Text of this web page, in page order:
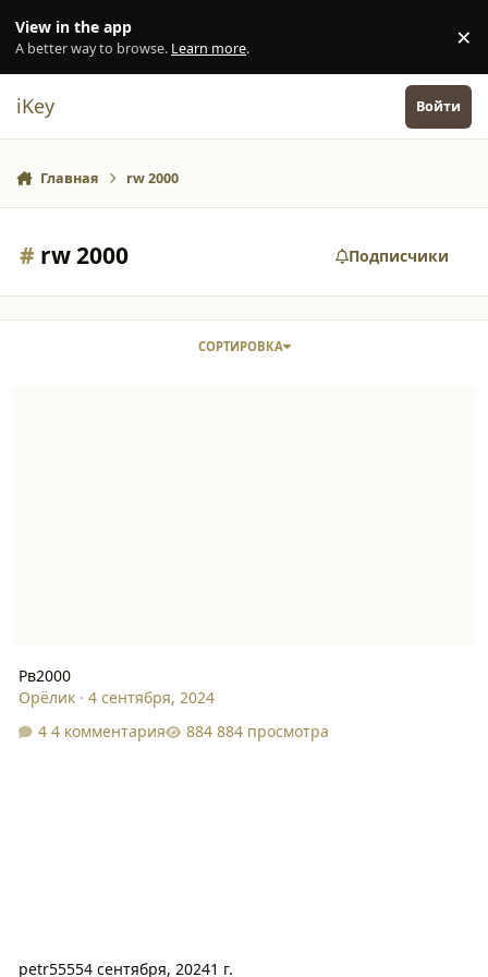
View in the app
A better way to browse. Learn more. ×
iKey Войти
Главная rw 2000
# rw 2000 Подписчики
СОРТИРОВКА
Рв2000
Орёлик· 4 сентября, 2024
4 комментария
884 просмотра
petr55554 сентября, 20241 г.